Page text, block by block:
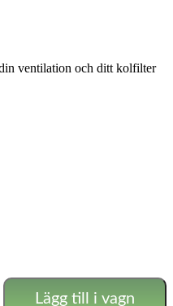
ventilation och ditt kolfilter
Lägg till i vagn